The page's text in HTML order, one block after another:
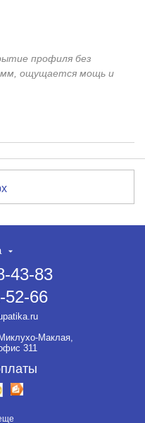
профиля без
ощущается мощь и
43-83
52-66
Маклая,
311